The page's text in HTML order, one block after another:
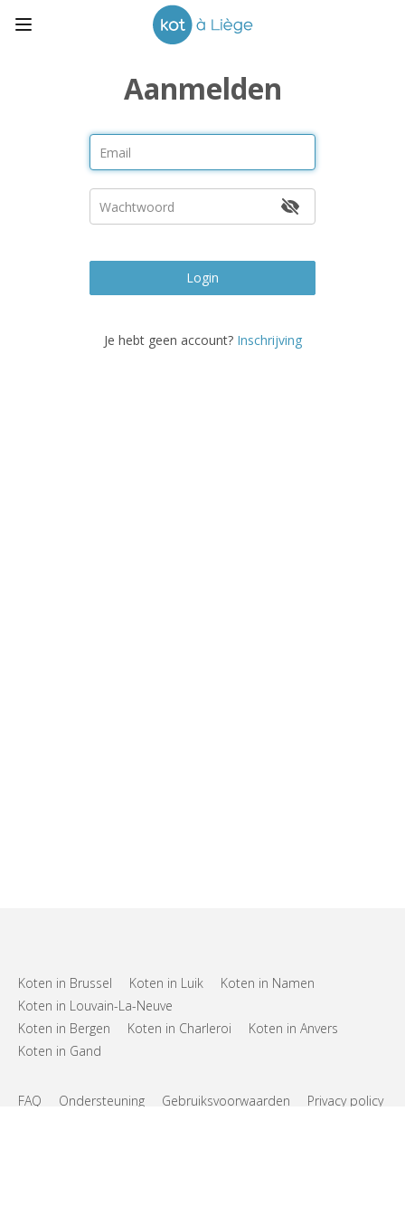
Aanmelden
Login
Je hebt geen account? Inschrijving
Koten in Brussel Koten in Luik
Koten in Namen
Koten in Louvain-La-Neuve
Koten in Bergen
Koten in Charleroi
Koten in Anvers
Koten in Gand
FAQ Ondersteuning Gebruiksvoorwaarden Privacy policy